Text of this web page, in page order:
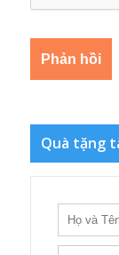
Quà tặng